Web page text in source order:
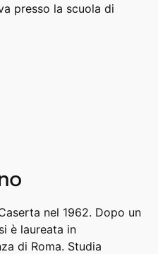
presso la scuola di
nel 1962. Dopo un
è laureata in
di Roma. Studia